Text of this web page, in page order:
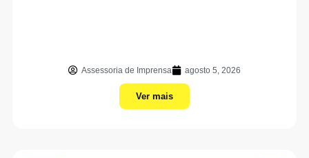
Assessoria de Imprensa agosto 5, 2026
Ver mais